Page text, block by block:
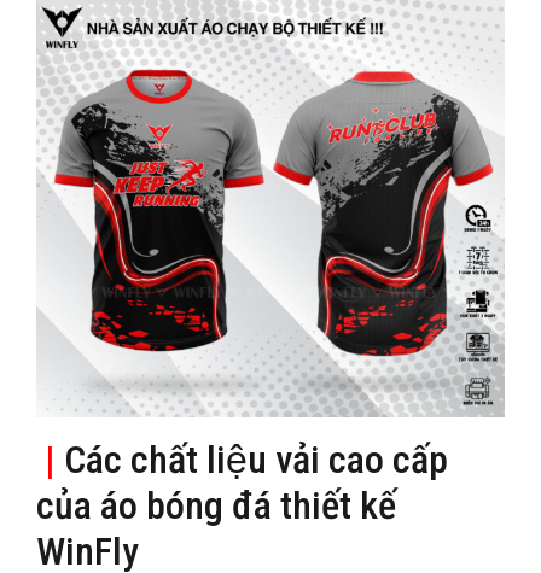
| Các chất liệu vải cao cấp
của áo bóng đá thiết kế
WinFly